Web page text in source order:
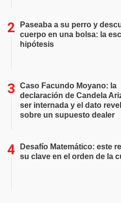
Paseaba a su perro y
cuerpo en una bolsa: la
hipótesis
Caso Facundo Moyano: la
declaración de Candela
ser internada y el dato
sobre un supuesto dealer
Desafío Matemático: este
su clave en el orden de la